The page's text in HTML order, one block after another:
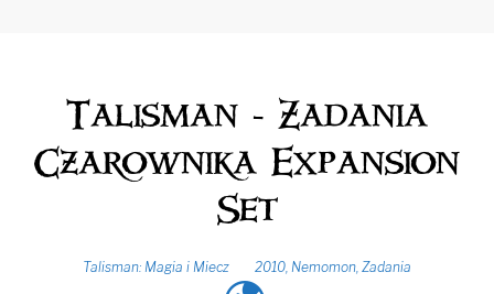
Talisman - Zadania
Czarownika Expansion
Set
Talisman: Magia i Miecz 2010, Nemomon, Zadania